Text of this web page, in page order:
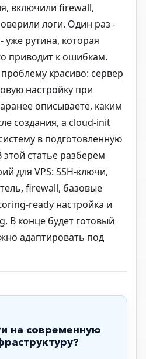
включили firewall,
логи. Один раз -
уже рутина, которая
приводит к ошибкам.
красиво: сервер
настройку при
описываете, каким
создания, а cloud-init
в подготовленную
статье разберём
для VPS: SSH-ключи,
firewall, базовые
ready настройка и
В конце будет готовый
адаптировать под
на современную